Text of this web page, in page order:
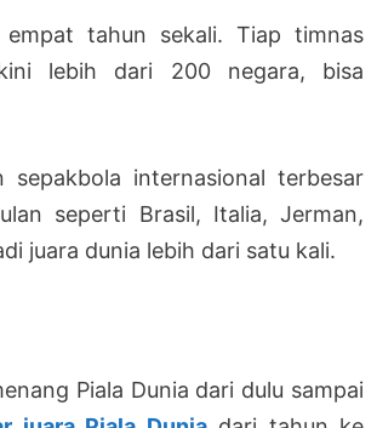
empat tahun sekali. Tiap timnas
lebih dari 200 negara, bisa
sepakbola internasional terbesar
seperti Brasil, Italia, Jerman,
juara dunia lebih dari satu kali.
Piala Dunia dari dulu sampai